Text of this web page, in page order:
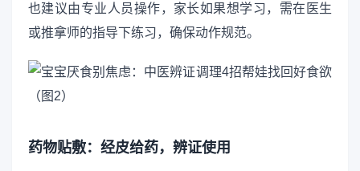
也建议由专业人员操作，家长如果想学习，需在医生
或推拿师的指导下练习，确保动作规范。
药物贴敷：经皮给药，辨证使用